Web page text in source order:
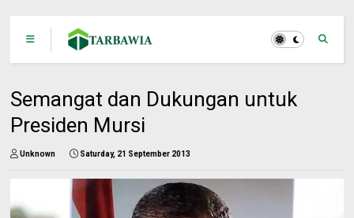
Semangat dan Dukungan untuk
Presiden Mursi
Unknown Saturday, 21 September 2013